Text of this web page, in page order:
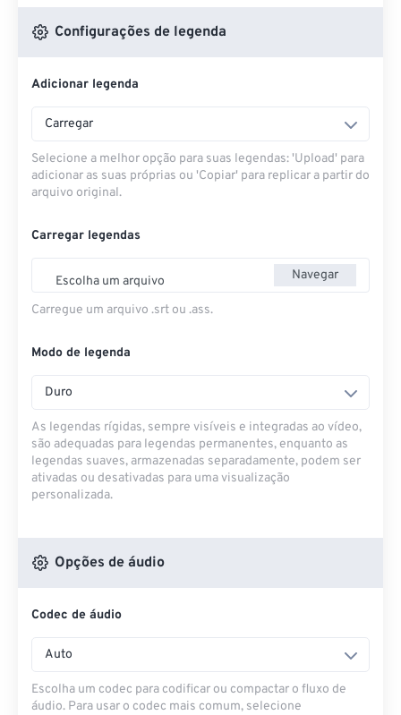
Configurações de legenda
Adicionar legenda
Carregar
Selecione a melhor opção para suas legendas: 'Upload' para
adicionar as suas próprias ou 'Copiar' para replicar a partir do
arquivo original.
Carregar legendas
Escolha um arquivo Navegar
Carregue um arquivo .srt ou .ass.
Modo de legenda
Duro
As legendas rígidas, sempre visíveis e integradas ao vídeo,
são adequadas para legendas permanentes, enquanto as
legendas suaves, armazenadas separadamente, podem ser
ativadas ou desativadas para uma visualização
personalizada.
Opções de áudio
Codec de áudio
Auto
Escolha um codec para codificar ou compactar o fluxo de
áudio. Para usar o codec mais comum, selecione